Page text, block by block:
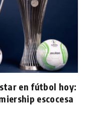
en fútbol hoy:
escocesa